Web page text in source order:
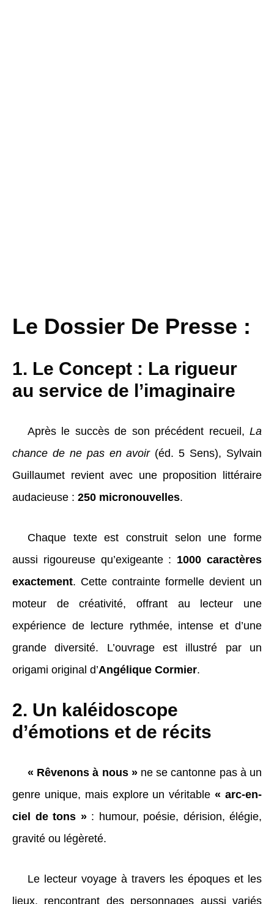
Le Dossier De Presse :
1. Le Concept : La rigueur
au service de l’imaginaire
Après le succès de son précédent recueil, La
chance de ne pas en avoir(éd. 5 Sens), Sylvain
Guillaumet revient avec une proposition littéraire
audacieuse : 250 micronouvelles.
Chaque texte est construit selon une forme
aussi rigoureuse qu’exigeante : 1000 caractères
exactement. Cette contrainte formelle devient un
moteur de créativité, offrant au lecteur une
expérience de lecture rythmée, intense et d’une
grande diversité. L’ouvrage est illustré par un
origami original d’Angélique Cormier.
2. Un kaléidoscope
d’émotions et de récits
« Rêvenons à nous»ne se cantonne pas à un
genre unique, mais explore un véritable« arc-en-
ciel de tons »: humour, poésie, dérision, élégie,
gravité ou légèreté.
Le lecteur voyage à travers les époques et les
lieux, rencontrant des personnages aussi variés